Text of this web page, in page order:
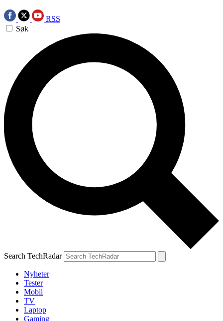
RSS
Søk
Search TechRadar
Nyheter
Tester
Mobil
TV
Laptop
Gaming